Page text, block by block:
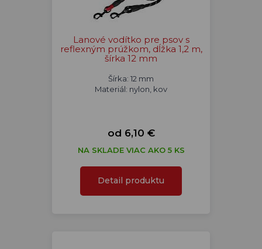
Lanové vodítko pre psov s
reflexným prúžkom, dĺžka 1,2 m,
šírka 12 mm
Šírka: 12 mm
Materiál: nylon, kov
od 6,10 €
NA SKLADE VIAC AKO 5 KS
Detail produktu